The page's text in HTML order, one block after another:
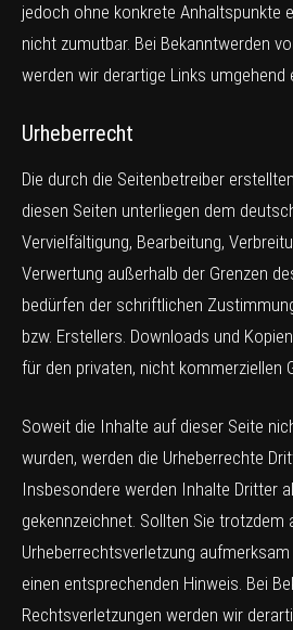
jedoch ohne konkrete Anhaltspunkte
nicht zumutbar. Bei Bekanntwerden
werden wir derartige Links umgehend
Urheberrecht
Die durch die Seitenbetreiber
diesen Seiten unterliegen dem
Vervielfältigung, Bearbeitung,
Verwertung außerhalb der Grenzen
bedürfen der schriftlichen
bzw. Erstellers. Downloads und
für den privaten, nicht kommerziellen
Soweit die Inhalte auf dieser Seite
wurden, werden die Urheberrechte
Insbesondere werden Inhalte Dritter
gekennzeichnet. Sollten Sie trotzdem
Urheberrechtsverletzung
einen entsprechenden Hinweis. Bei
Rechtsverletzungen werden wir